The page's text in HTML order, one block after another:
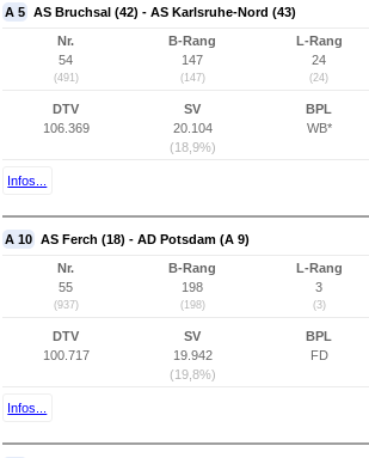
A 5 AS Bruchsal (42) - AS Karlsruhe-Nord (43)
Nr.
54
(491)
B-Rang
147
(147)
L-Rang
24
(24)
DTV
106.369
SV
20.104
(18,9%)
BPL
WB*
Infos...
A 10 AS Ferch (18) - AD Potsdam (A 9)
Nr.
55
(937)
B-Rang
198
(198)
L-Rang
3
(3)
DTV
100.717
SV
19.942
(19,8%)
BPL
FD
Infos...